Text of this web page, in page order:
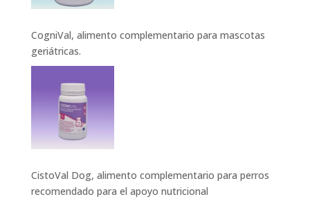
CogniVal, alimento complementario para mascotas
geriátricas.
CistoVal Dog, alimento complementario para perros
recomendado para el apoyo nutricional